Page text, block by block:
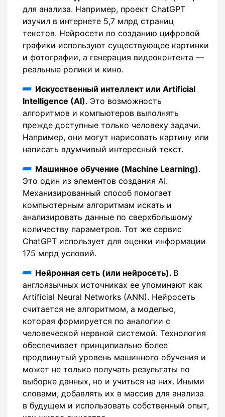
для анализа. Например, проект ChatGPT
изучил в интернете 5,7 млрд страниц
текстов. Нейросети по созданию цифровой
графики используют существующее картинки
и фотографии, а генерация видеоконтента —
реальные ролики и кино.
Искусственный интеллект или Artificial
Intelligence (AI). Это возможность
алгоритмов и компьютеров выполнять
прежде доступные только человеку задачи.
Например, они могут нарисовать картину или
написать вдумчивый интересный текст.
Машинное обучение (Machine Learning).
Это один из элементов создания AI.
Механизированный способ помогает
компьютерным алгоритмам искать и
анализировать данные по сверхбольшому
количеству параметров. Тот же сервис
ChatGPT использует для оценки информации
175 млрд условий.
Нейронная сеть (или нейросеть). В
англоязычных источниках ее упоминают как
Artificial Neural Networks (ANN). Нейросеть
считается не алгоритмом, а моделью,
которая формируется по аналогии с
человеческой нервной системой. Технология
обеспечивает принципиально более
продвинутый уровень машинного обучения и
может не только получать результаты по
выборке данных, но и учиться на них. Иными
словами, добавлять их в массив для анализа
в будущем и использовать собственный опыт,